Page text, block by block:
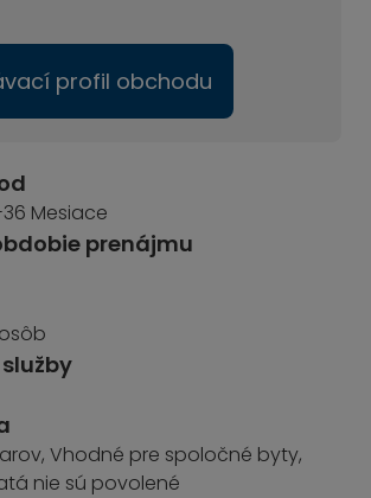
profil obchodu
Mesiace
prenájmu
Vhodné pre spoločné byty,
nie sú povolené